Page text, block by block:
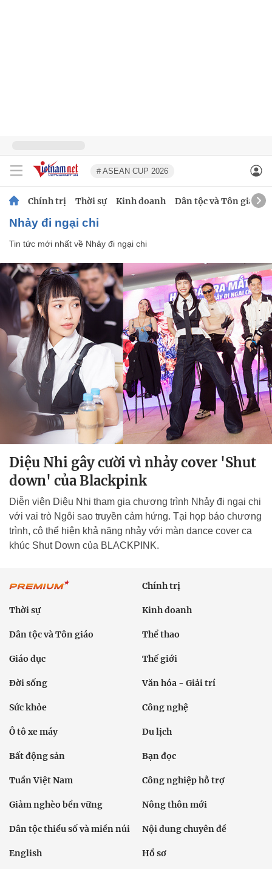
# ASEAN CUP 2026
Chính trị Thời sự Kinh doanh Dân tộc và Tôn giáo
Nhảy đi ngại chi
Tin tức mới nhất về Nhảy đi ngại chi
Diệu Nhi gây cười vì nhảy cover 'Shut
down' của Blackpink
Diễn viên Diệu Nhi tham gia chương trình Nhảy đi ngại chi
với vai trò Ngôi sao truyền cảm hứng. Tại họp báo chương
trình, cô thể hiện khả năng nhảy với màn dance cover ca
khúc Shut Down của BLACKPINK.
Chính trị
Thời sự Kinh doanh
Dân tộc và Tôn giáo Thể thao
Giáo dục Thế giới
Đời sống Văn hóa - Giải trí
Sức khỏe Công nghệ
Ô tô xe máy Du lịch
Bất động sản Bạn đọc
Tuần Việt Nam Công nghiệp hỗ trợ
Giảm nghèo bền vững Nông thôn mới
Dân tộc thiểu số và miền núi Nội dung chuyên đề
English Hồ sơ